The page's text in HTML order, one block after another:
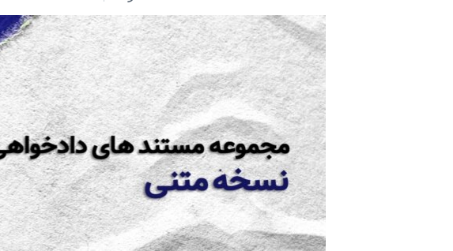
انتخابات ریاست جمهوری آمریکا ۲۰۲۴
حمله جمهوری اسلامی به اسرائیل
اعتراضات زن، زندگی، آزادی
مجموعه مستندهای دادخواهی